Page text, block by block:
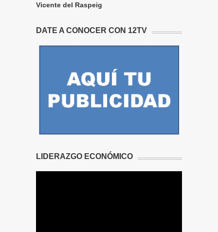
Vicente del Raspeig
DATE A CONOCER CON 12TV
LIDERAZGO ECONÓMICO